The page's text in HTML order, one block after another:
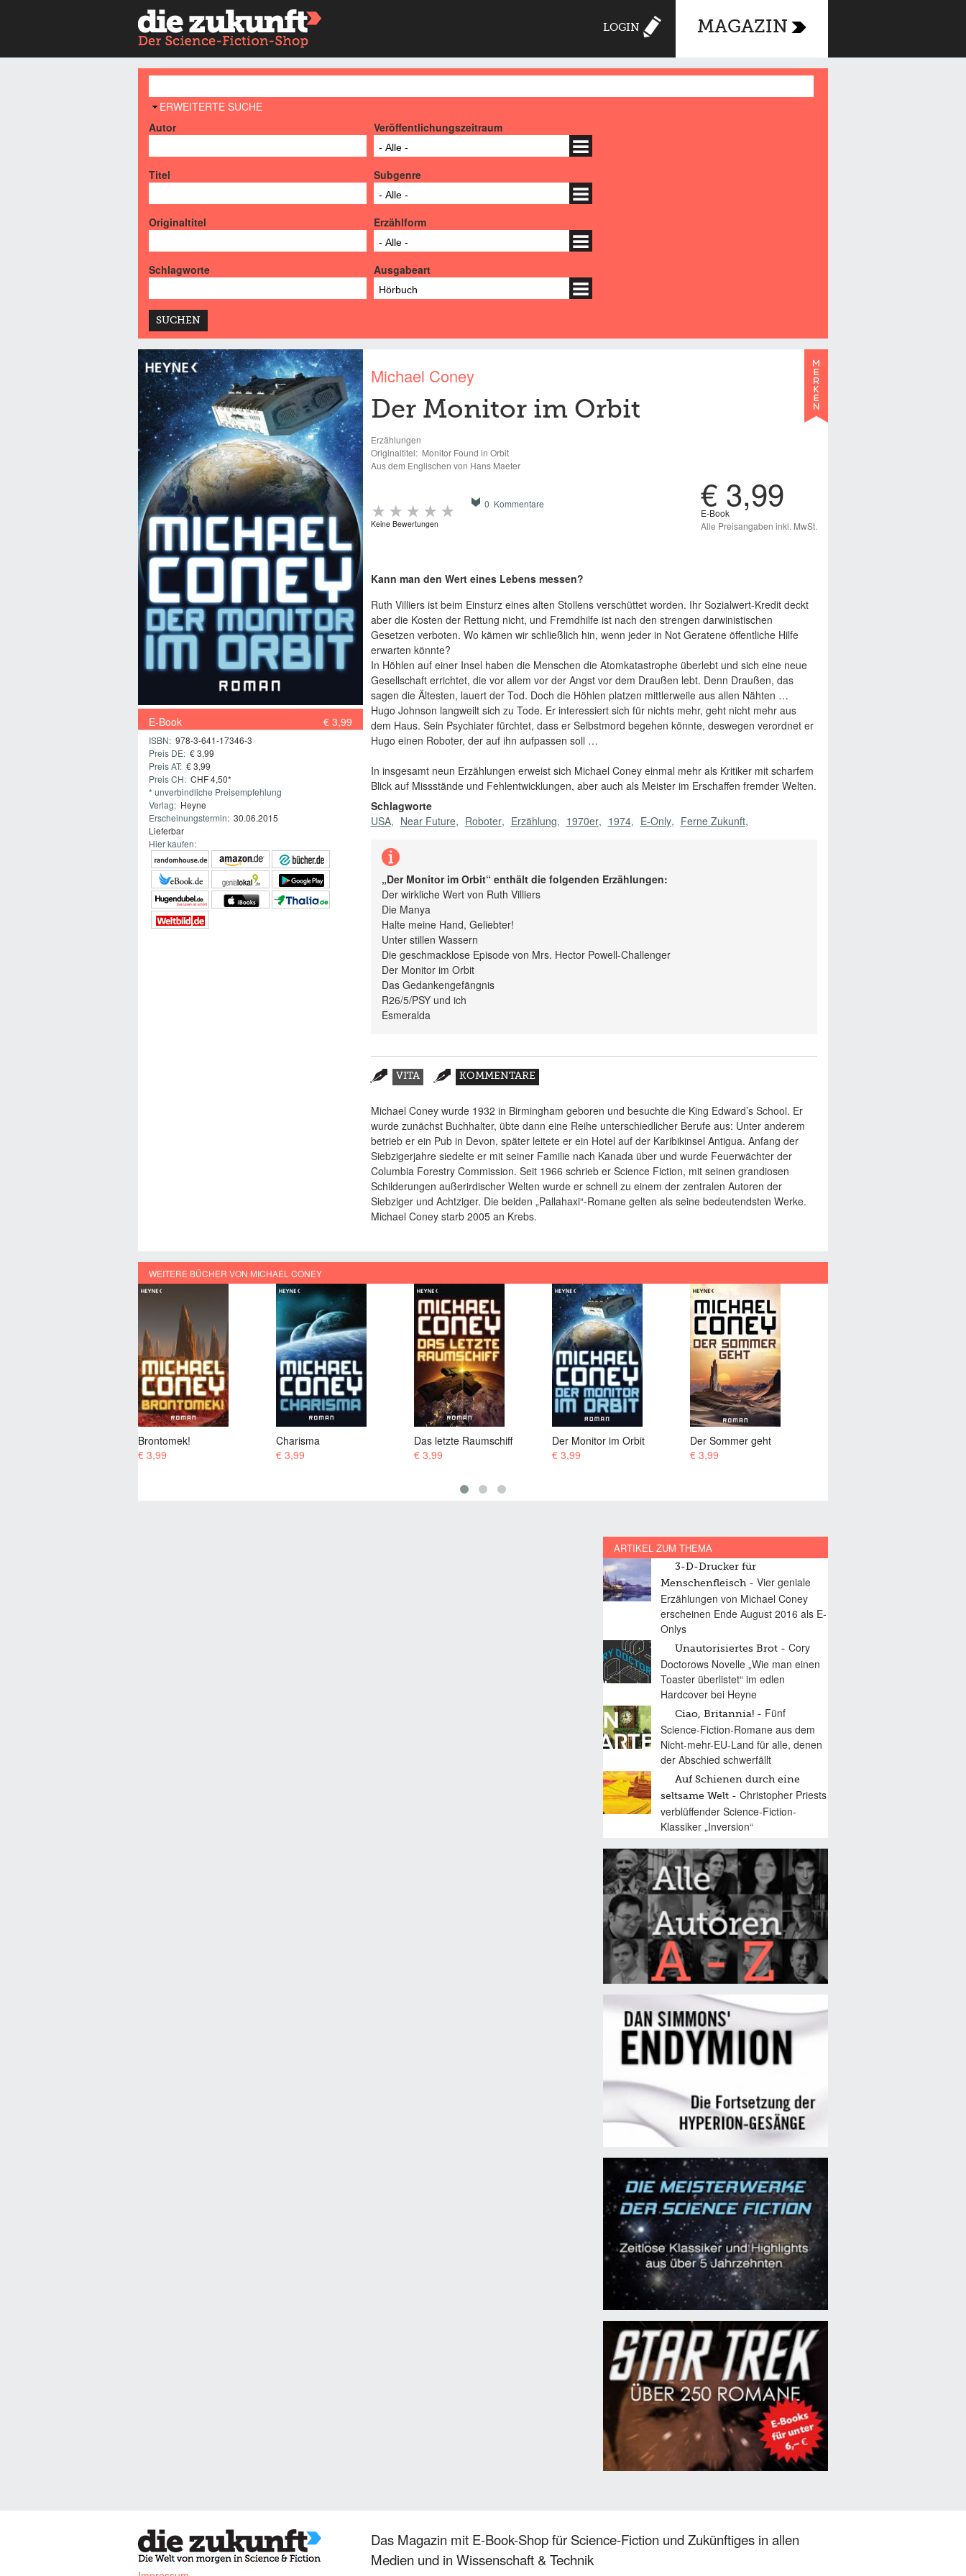
LOGIN MAGAZIN
AUSBLENDEN
ERWEITERTE SUCHE
Autor
Veröffentlichungszeitraum
- Alle -
Titel Subgenre
- Alle -
Originaltitel Erzählform
- Alle -
Schlagworte Ausgabeart
Hörbuch
E-Book € 3,99
ISBN: 978-3-641-17346-3
Preis DE: € 3,99
Preis AT: € 3,99
Preis CH: CHF 4,50*
* unverbindliche Preisempfehlung
Verlag: Heyne
Erscheinungstermin: 30.06.2015
Lieferbar
Hier kaufen:
Michael Coney
Der Monitor im Orbit
Erzählungen
Originaltitel: Monitor Found in Orbit
Aus dem Englischen von Hans Maeter
Keine Bewertungen
0 Kommentare € 3,99
E-Book
Alle Preisangaben inkl. MwSt.
Kann man den Wert eines Lebens messen?
Ruth Villiers ist beim Einsturz eines alten Stollens verschüttet worden. Ihr Sozialwert-Kredit deckt
aber die Kosten der Rettung nicht, und Fremdhilfe ist nach den strengen darwinistischen
Gesetzen verboten. Wo kämen wir schließlich hin, wenn jeder in Not Geratene öffentliche Hilfe
erwarten könnte?
In Höhlen auf einer Insel haben die Menschen die Atomkatastrophe überlebt und sich eine neue
Gesellschaft errichtet, die vor allem vor der Angst vor dem Draußen lebt. Denn Draußen, das
sagen die Ältesten, lauert der Tod. Doch die Höhlen platzen mittlerweile aus allen Nähten …
Hugo Johnson langweilt sich zu Tode. Er interessiert sich für nichts mehr, geht nicht mehr aus
dem Haus. Sein Psychiater fürchtet, dass er Selbstmord begehen könnte, deswegen verordnet er
Hugo einen Roboter, der auf ihn aufpassen soll …
In insgesamt neun Erzählungen erweist sich Michael Coney einmal mehr als Kritiker mit scharfem
Blick auf Missstände und Fehlentwicklungen, aber auch als Meister im Erschaffen fremder Welten.
Schlagworte
USA
Near Future Roboter Erzählung 1970er 1974 E-Only Ferne Zukunft
„Der Monitor im Orbit“ enthält die folgenden Erzählungen:
Der wirkliche Wert von Ruth Villiers
Die Manya
Halte meine Hand, Geliebter!
Unter stillen Wassern
Die geschmacklose Episode von Mrs. Hector Powell-Challenger
Der Monitor im Orbit
Das Gedankengefängnis
R26/5/PSY und ich
Esmeralda
Zusatzmaterial
VITA
REITER)
KOMMENTARE
Michael Coney wurde 1932 in Birmingham geboren und besuchte die King Edward’s School. Er
wurde zunächst Buchhalter, übte dann eine Reihe unterschiedlicher Berufe aus: Unter anderem
betrieb er ein Pub in Devon, später leitete er ein Hotel auf der Karibikinsel Antigua. Anfang der
Siebzigerjahre siedelte er mit seiner Familie nach Kanada über und wurde Feuerwächter der
Columbia Forestry Commission. Seit 1966 schrieb er Science Fiction, mit seinen grandiosen
Schilderungen außerirdischer Welten wurde er schnell zu einem der zentralen Autoren der
Siebziger und Achtziger. Die beiden „Pallahaxi“-Romane gelten als seine bedeutendsten Werke.
Michael Coney starb 2005 an Krebs.
WEITERE BÜCHER VON MICHAEL CONEY
Charisma
€ 3,99
Das letzte Raumschiff
€ 3,99
Der Monitor im Orbit
€ 3,99
Der Sommer geht
€ 3,99
Die Cinderella-Maschine
€ 0,99
ARTIKEL ZUM THEMA
3-D-Drucker für
Menschenfleisch
Vier geniale
Erzählungen von Michael Coney
erscheinen Ende August 2016 als E-
Onlys
Unautorisiertes Brot
Cory
Doctorows Novelle „Wie man einen
Toaster überlistet“ im edlen
Hardcover bei Heyne
Ciao, Britannia!
Fünf
Science-Fiction-Romane aus dem
Nicht-mehr-EU-Land für alle, denen
der Abschied schwerfällt
Auf Schienen durch eine
seltsame Welt
Christopher Priests
verblüffender Science-Fiction-
Klassiker „Inversion“
Das Magazin mit E-Book-Shop für Science-Fiction und Zukünftiges in allen
Medien und in Wissenschaft & Technik